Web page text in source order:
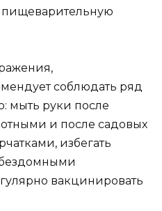
пищеварительную
соблюдать ряд
мыть руки после
и после садовых
избегать
вакцинировать